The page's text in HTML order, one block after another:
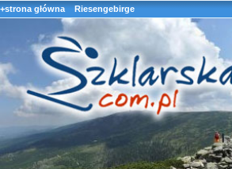
+strona główna Riesengebirge